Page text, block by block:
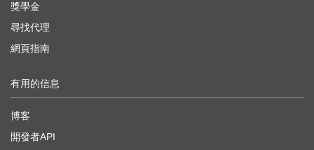
獎學金
尋找代理
網頁指南
有用的信息
博客
開發者API